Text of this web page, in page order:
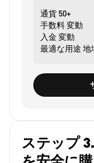
通貨 50+
手数料変動
入金 変動
最適な用途 地
ステップ